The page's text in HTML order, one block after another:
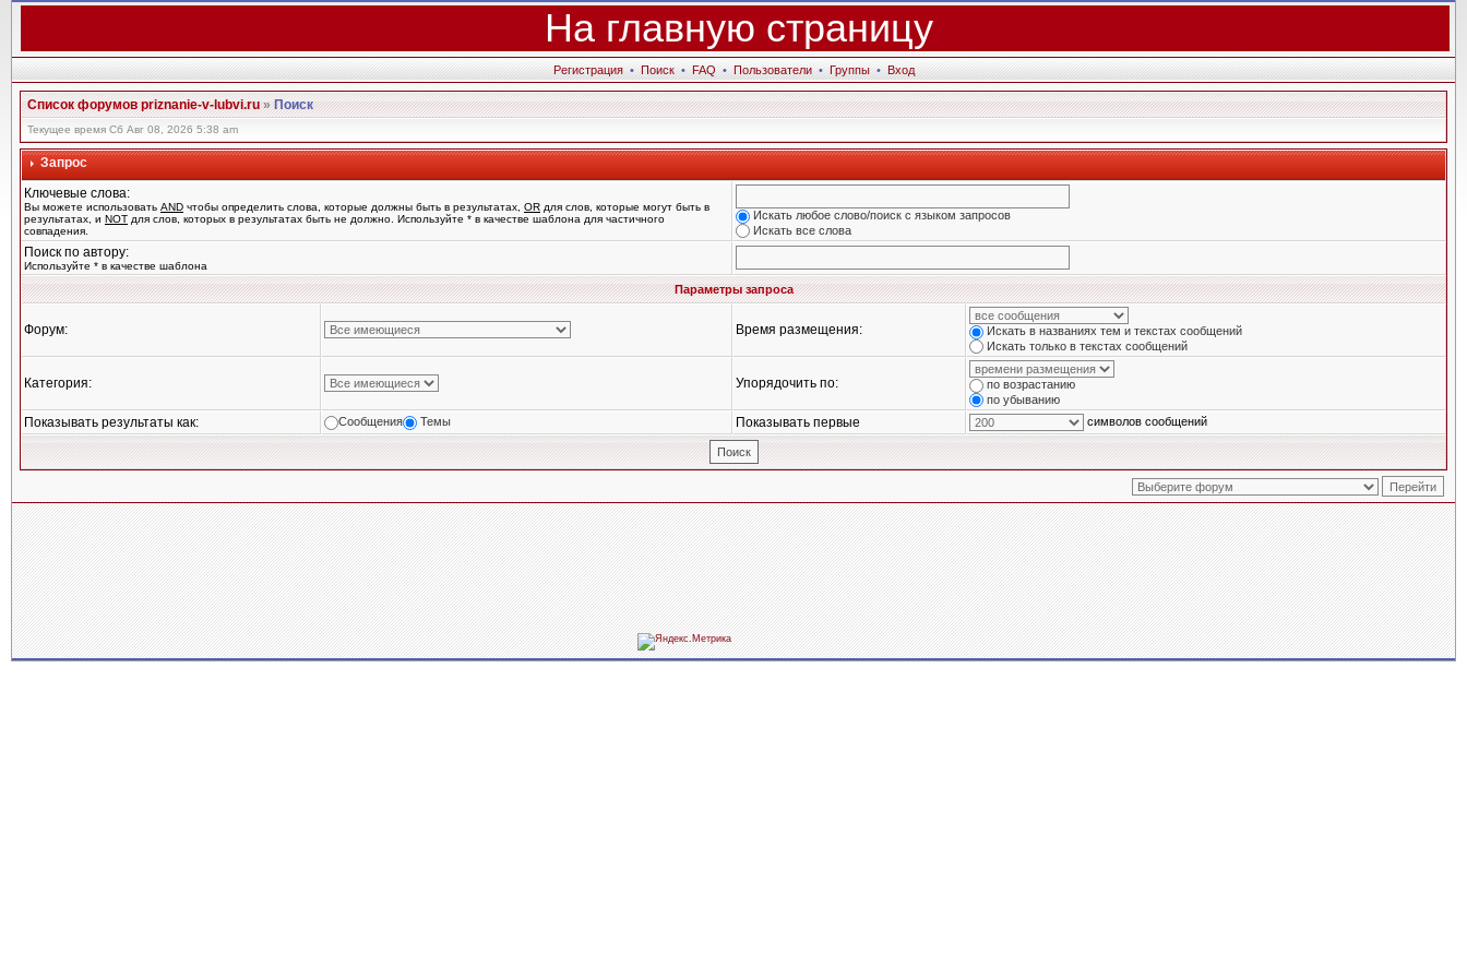
На главную страницу
Регистрация • Поиск • FAQ • Пользователи • Группы • Вход
Список форумов priznanie-v-lubvi.ru»Поиск
Текущее время Сб Авг 08, 2026 5:38 am
Запрос
Ключевые слова:
Вы можете использовать AND чтобы определить слова, которые должны быть в результатах, OR для слов, которые могут быть в
результатах, и NOT для слов, которых в результатах быть не должно. Используйте * в качестве шаблона для частичного
совпадения.
Искать любое слово/поиск с языком запросов
Искать все слова
Поиск по автору:
Используйте * в качестве шаблона
Параметры запроса
Форум: Время размещения:
Искать в названиях тем и текстах сообщений
Искать только в текстах сообщений
Категория: Упорядочить по:
по возрастанию
по убыванию
Показывать результаты как: Сообщения Темы Показывать первые символов сообщений